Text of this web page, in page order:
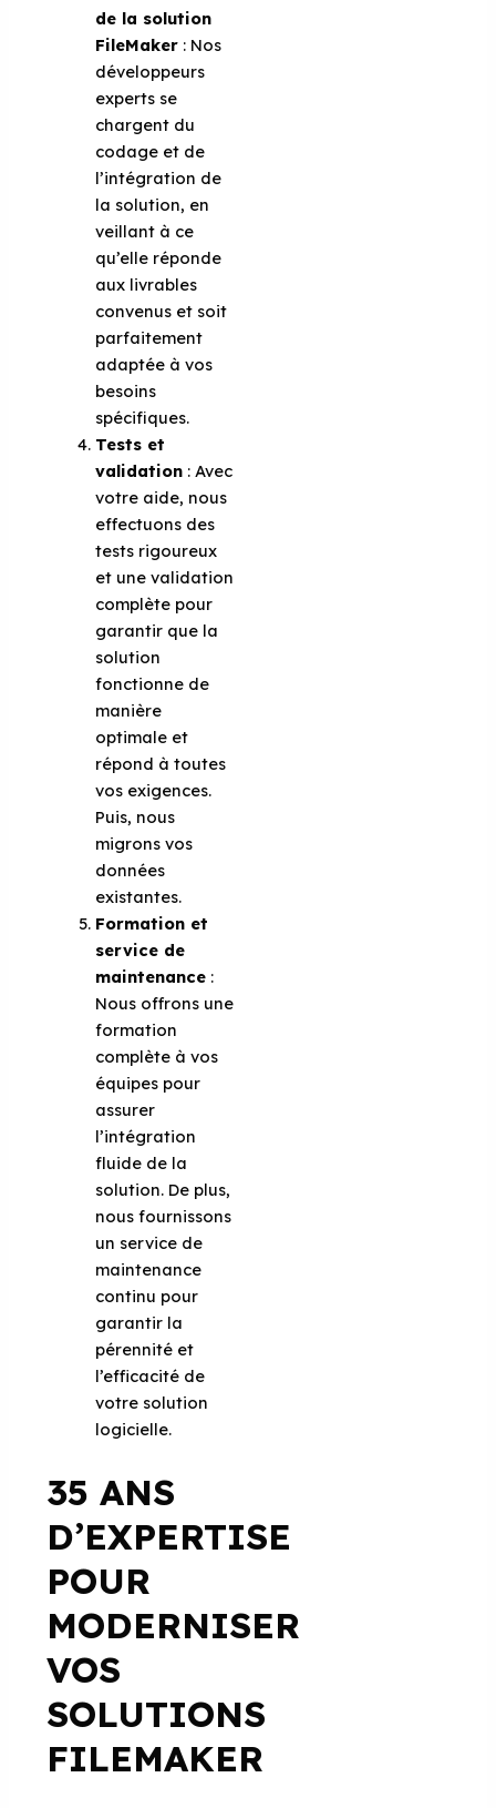
de la solution
FileMaker : Nos
développeurs
experts se
chargent du
codage et de
l’intégration de
la solution, en
veillant à ce
qu’elle réponde
aux livrables
convenus et soit
parfaitement
adaptée à vos
besoins
spécifiques.
Tests et
validation : Avec
votre aide, nous
effectuons des
tests rigoureux
et une validation
complète pour
garantir que la
solution
fonctionne de
manière
optimale et
répond à toutes
vos exigences.
Puis, nous
migrons vos
données
existantes.
Formation et
service de
maintenance :
Nous offrons une
formation
complète à vos
équipes pour
assurer
l’intégration
fluide de la
solution. De plus,
nous fournissons
un service de
maintenance
continu pour
garantir la
pérennité et
l’efficacité de
votre solution
logicielle.
35 ANS
D’EXPERTISE
POUR
MODERNISER
VOS
SOLUTIONS
FILEMAKER